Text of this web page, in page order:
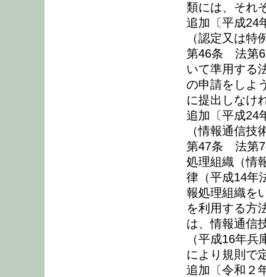
類には、それ
追加〔平成24
（認定又は特
第46条 法第
いて準用する
の申請をしよ
に提出しなけ
追加〔平成24
（情報通信
第47条 法第
処理組織（情
律（平成14年
報処理組織を
を利用する方
は、情報通信
（平成16年
により規則で
追加〔令和２